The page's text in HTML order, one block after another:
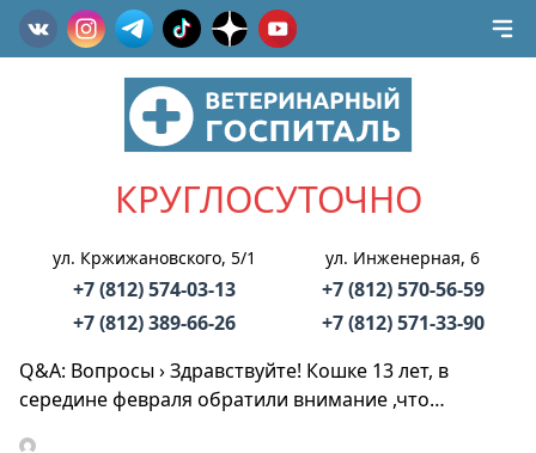
КРУГЛОСУТОЧНО
ул. Кржижановского, 5/1
+7 (812) 574-03-13
+7 (812) 389-66-26
ул. Инженерная, 6
+7 (812) 570-56-59
+7 (812) 571-33-90
Q&A: Вопросы›Здравствуйте! Кошке 13 лет, в
середине февраля обратили внимание ,что…